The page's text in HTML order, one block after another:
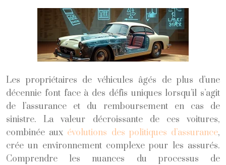
Les propriétaires de véhicules âgés de plus d’une
décennie font face à des défis uniques lorsqu’il s’agit
de l’assurance et du remboursement en cas de
sinistre. La valeur décroissante de ces voitures,
combinée aux évolutions des politiques d’assurance,
crée un environnement complexe pour les assurés.
Comprendre les nuances du processus de